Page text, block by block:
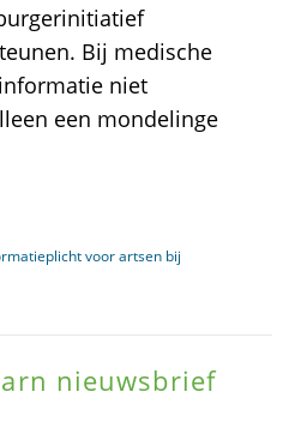
Bij medische
niet
een mondelinge
voor artsen bij
nieuwsbrief